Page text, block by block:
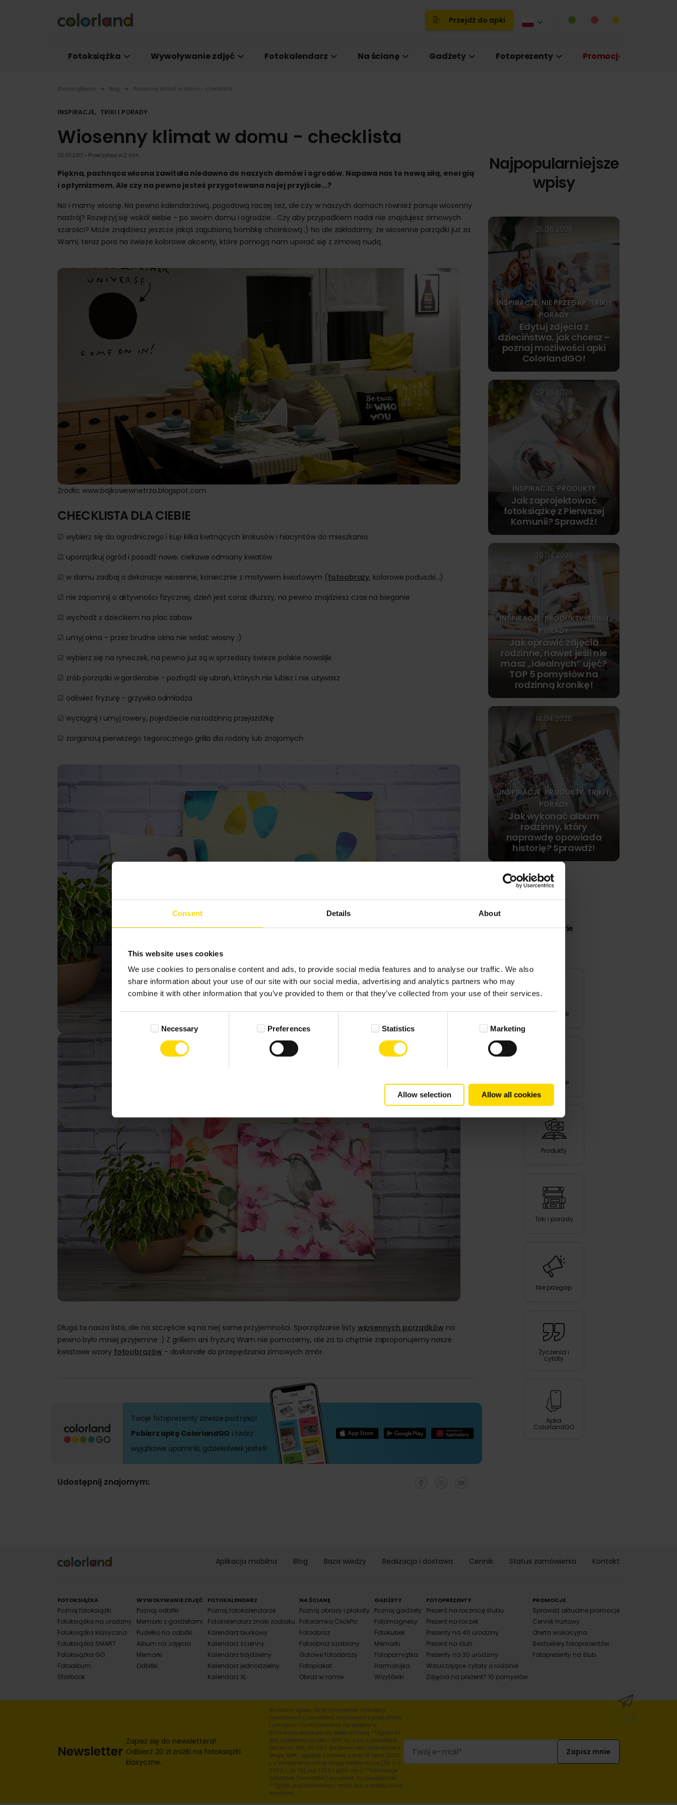
Consent Details About
This website uses cookies
We use cookies to personalise content and ads, to provide social media features and to analyse our traffic. We also
share information about your use of our site with our social media, advertising and analytics partners who may
combine it with other information that you’ve provided to them or that they’ve collected from your use of their services.
Necessary Preferences Statistics Marketing
Allow selection Allow all cookies
Przejdź do apki
Fotoksiążka Wywoływanie zdjęć Fotokalendarz Na ścianę Gadżety Fotoprezenty Promocje
Strona główna Blog Wiosenny klimat w domu - checklista
INSPIRACJE, TRIKI I PORADY
Wiosenny klimat w domu - checklista
30.03.2017 • Przeczytasz w 2 min.
Piękna, pachnąca wiosna zawitała niedawno do naszych domów i ogrodów. Napawa nas to nową siłą, energią
i optymizmem. Ale czy na pewno jesteś przygotowana na jej przyjście...?
No i mamy wiosnę. Na pewno kalendarzową, pogodową raczej też, ale czy w naszych domach również panuje wiosenny
nastrój? Rozejrzyj się wokół siebie - po swoim domu i ogrodzie... Czy aby przypadkiem nadal nie znajdujesz zimowych
szarości? Może znajdziesz jeszcze jakąś zagubioną bombkę choinkową ;) No ale zakładamy, że wiosenne porządki już za
Wami, teraz pora na świeże kolorowe akcenty, które pomogą nam uporać się z zimową nudą.
Żródło: www.bajkowewnetrza.blogspot.com
CHECKLISTA DLA CIEBIE
☑ wybierz się do ogrodniczego i kup kilka kwitnących krokusów i hiacyntów do mieszkania
☑ uporządkuj ogród i posadź nowe, ciekawe odmiany kwiatów
☑ w domu zadbaj o dekoracje wiosenne, koniecznie z motywem kwiatowym (fotoobrazy, kolorowe poduszki...)
☑ nie zapomnij o aktywności fizycznej, dzień jest coraz dłuższy, na pewno znajdziesz czas na bieganie
☑ wychodź z dzieckiem na plac zabaw
☑ umyj okna - przez brudne okna nie widać wiosny ;)
☑ wybierz się na ryneczek, na pewno już są w sprzedaży świeże polskie nowalijki
☑ zrób porządki w garderobie - pozbądź się ubrań, których nie lubisz i nie używasz
☑ odśwież fryzurę - grzywka odmładza
☑ wyciągnij i umyj rowery, pojedziecie na rodzinną przejażdżkę
☑ zorganizuj pierwszego tegorocznego grilla dla rodziny lub znajomych
Długa ta nasza lista, ale na szczęście są na niej same przyjemności. Sporządzanie listy wiosennych porządków na
pewno było mniej przyjemne :) Z grillem ani fryzurą Wam nie pomożemy, ale za to chętnie zaproponujemy nasze
kwiatowe wzory fotoobrazów - doskonałe do przepędzania zimowych zmór.
Twoje fotoprezenty zawsze pod ręką!
Pobierz apkę ColorlandGO i twórz
wyjątkowe upominki, gdziekolwiek jesteś!
Udostępnij znajomym:
Najpopularniejsze
wpisy
25.06.2026
INSPIRACJE, NIE PRZEGAP TRIKI I
PORADY
Edytuj zdjęcia z
dzieciństwa, jak chcesz –
poznaj możliwości apki
ColorlandGO!
29.05.2026
INSPIRACJE, PRODUKTY
Jak zaprojektować
fotoksiążkę z Pierwszej
Komunii? Sprawdź!
29.04.2026
INSPIRACJE ,PRODUKTY,TRIKI I
PORADY
Jak oprawić zdjęcia
rodzinne, nawet jeśli nie
masz „idealnych” ujęć?
TOP 5 pomysłów na
rodzinną kronikę!
14.04.2026
INSPIRACJE,PRODUKTY, TRIKI I
PORADY
Jak wykonać album
rodzinny, który
naprawdę opowiada
historię? Sprawdź!
Kategorie
Wszystkie
Inspiracje
Produkty
Triki i porady
Nie przegap
Życzenia i
cytaty
Apka
ColorlandGO
Aplikacja mobilna Blog Baza wiedzy Realizacja i dostawa Cennik Status zamówienia Kontakt
FOTOKSIĄŻKA
Poznaj fotoksiążki
Fotoksiążka na urodziny
Fotoksiążka klasyczna
Fotoksiążka SMART
Fotoksiążka GO
Fotoalbum
Starbook
WYWOŁYWANIE ZDJĘĆ
Poznaj odbitki
Memorki z gadżetami
Pudełko na odbitki
Album na zdjęcia
Memorki
Odbitki
FOTOKALENDARZ
Poznaj fotokalendarze
Fotokalendarz znaki zodiaku
Kalendarz biurkowy
Kalendarz ścienny
Kalendarz trójdzielny
Kalendarz jednodzielny
Kalendarz XL
NA ŚCIANĘ
Poznaj obrazy i plakaty
Fotoramka ClickPic
Fotoobraz
Fotoobraz szablony
Gotowe fotoobrazy
Fotoplakat
Obraz w ramie
GADŻETY
Poznaj gadżety
Fotomagnesy
Fotokubek
Memorki
Fotopamiątka
Harmonijka
Wizytówki
FOTOPREZENTY
Prezent na rocznicę ślubu
Prezent na roczek
Prezenty na 40 urodziny
Prezent na ślub
Prezenty na 30 urodziny
Wzruszające cytaty o rodzinie
Zdjęcia na prezent? 10 pomysłów
PROMOCJE
Sprawdź aktualne promocje
Cennik hurtowy
Oferta wakacyjna
Bestsellery fotoprezentów
Fotoprezenty na ślub
Newsletter
Zapisz się do newslettera!
Odbierz 20 zł zniżki na fotoksiążki
klasyczne.
Wyrażam zgodę na otrzymywanie informacji
handlowych (newsletter) związanych z produktami
i usługami marki Colorland, na podany w
formularzu adres poczty elektronicznej. **Zgoda ta
jest udzielana na rzecz: MPP sp. z o.o. z siedzibą w
Zaczerniu 190, 36-062 Zaczernie oraz podmiotów z
Grupy MPP, zgodnie z Ustawą z dnia 18 lipca 2002
r. o świadczeniu usług drogą elektroniczną (Dz. U. z
2002 r., Nr 144, poz. 1204 z późn. zm.). **Informacje
handlowe (newsletter) wysyłane są nieodpłatnie.
**Zgoda jest dobrowolna i może być w każdej chwili
wycofana.